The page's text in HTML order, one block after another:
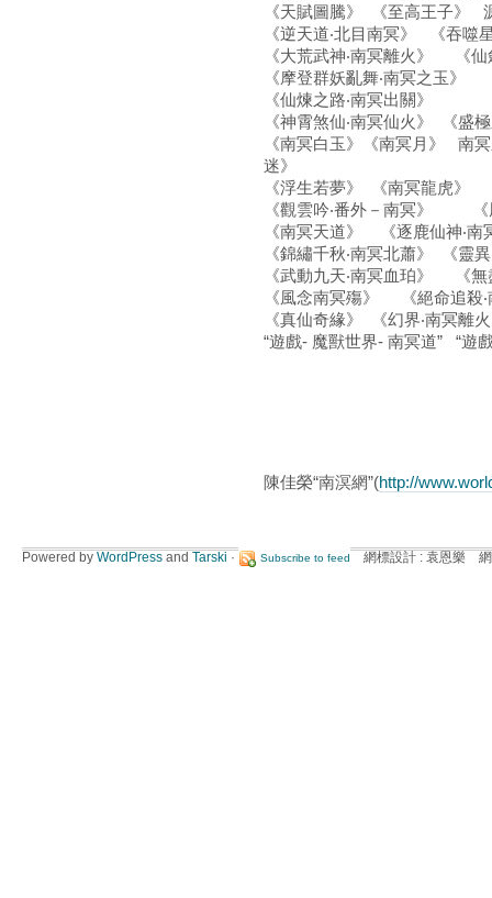
《天賦圖騰》 《至高王子》
《逆天道‧北目南冥》 《吞噬
《大荒武神‧南冥離火》 《
《摩登群妖亂舞‧南冥之玉
《仙煉之路‧南冥出關》
《神霄煞仙‧南冥仙火》 《
《南冥白玉》《南冥月》 南
迷》
《浮生若夢》 《南冥龍虎》
《觀雲吟‧番外－南冥》
《南冥天道》 《逐鹿仙神‧
《錦繡千秋‧南冥北蕭》 《靈
《武動九天‧南冥血珀》 《
《風念南冥殤》 《絕命追殺
《真仙奇緣》 《幻界‧南冥離
“遊戲- 魔獸世界- 南冥道” “遊
陳佳榮“南溟網”(http://
Powered by WordPress and Tarski · Subscribe to feed 網標設計 : 袁恩樂 網